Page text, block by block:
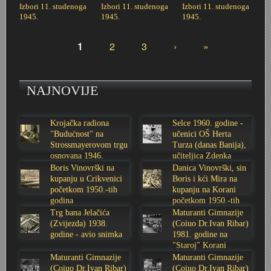
Stoljetna poplava 1939.
Tvornica potkivačkih čavala Mustad-Karlovac
Boksački klub Velebit
Bijelo dugme
Banija - poplava 4. 12. 1966.
Auto cross
AMD Zanatlija
Adamo klub
8. slet Bratstva i jedinstva 13. lipnja 1965. godine
Lovni i ribolovni turizam
Mala scena 1987. - Le Cinema
Mala scena Hrvatskog doma
Marina Perazić, Davor Tolja (Denis&Denis) i Edi
Motocross
NULA
Nepokoreni grad - Trojanski konj (epizoda)
Novogodišnje čestitke
PUNK
Zavjet Petra Grgeca - 1998.
Škola plivanja Patkica
Mimohod 23. kolovoza 1995.
Ekonomska škola - ratne godine
Dubravko Halovanić - Ratne godine
Frizerski salon Gerber (Kopf) - utemeljen 1924.
Gimnazijska i Ekonomska zbornica - Igor Mihelić
INKASATOR
Obitelj Klemenčić
Krešimir Botković - RAZGLEDNICE
Krešimir Perušić - Nogomet
KUD REČICA
Mery Berti - karlovačka Žuži
Izbori 11. studenoga
1945.
Izbori 11. studenoga
1945.
Izbori 11. studenoga
1945.
1 2 3 › »
NAJNOVIJE
Krojačka radiona
"Budućnost" na
Strossmayerovom trgu
osnovana 1946.
godine
Selce 1960. godine -
učenici OŠ Herta
Turza (danas Banija),
učiteljica Zdenka
Sabolić
Boris Vinovrški na
kupanju u Crikvenici
početkom 1950.-tih
godina
Danica Vinovrški, sin
Boris i kći Mira na
kupanju na Korani
početkom 1950.-tih
godina
Trg bana Jelačića
(Zvijezda) 1938.
godine - avio snimka
Maturanti Gimnazije
(Coiuo Dr.Ivan Ribar)
1981. godine na
"Staroj" Korani
Maturanti Gimnazije
(Coiuo Dr.Ivan Ribar)
Maturanti Gimnazije
(Coiuo Dr.Ivan Ribar)